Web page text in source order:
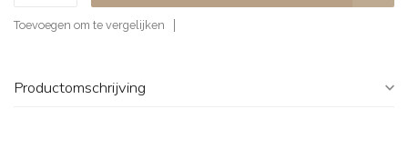
Toevoegen om te vergelijken
Productomschrijving